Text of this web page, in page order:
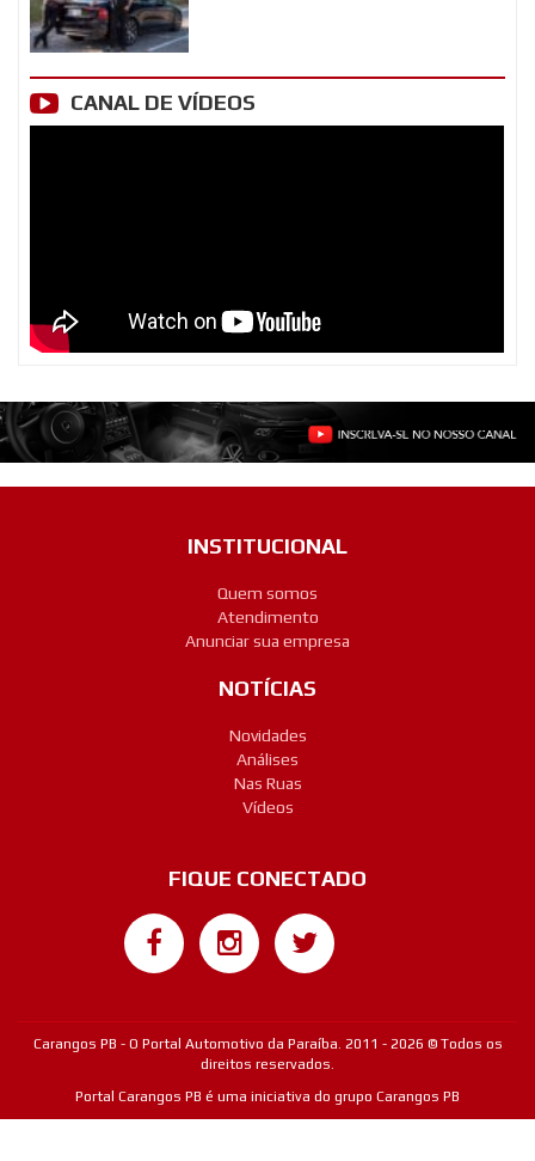
CANAL DE VÍDEOS
INSTITUCIONAL
Quem somos
Atendimento
Anunciar sua empresa
NOTÍCIAS
Novidades
Análises
Nas Ruas
Vídeos
FIQUE CONECTADO
Carangos PB - O Portal Automotivo da Paraíba. 2011 - 2026 © Todos os
direitos reservados.
Portal Carangos PB é uma iniciativa do grupo Carangos PB